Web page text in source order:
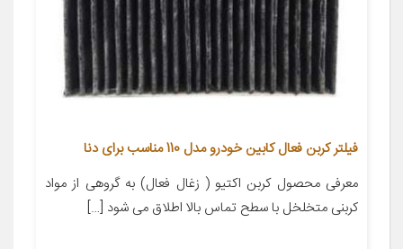
فیلتر کربن فعال کابین خودرو مدل 110 مناسب برای دنا
معرفی محصول کربن اکتیو ( زغال فعال) به گروهی از مواد
کربنی متخلخل با سطح تماس بالا اطلاق می شود […]